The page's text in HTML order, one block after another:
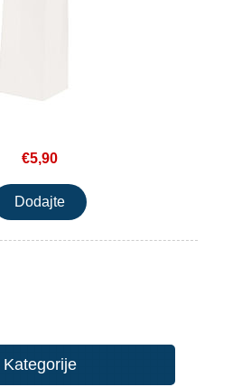
€5,90
Kategorije